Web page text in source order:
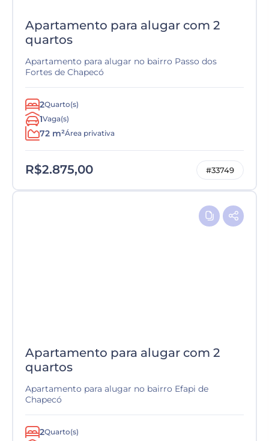
Apartamento para alugar com 2
quartos
Apartamento para alugar no bairro Passo dos
Fortes de Chapecó
2Quarto(s)
1Vaga(s)
72 m²Área privativa
R$2.875,00 #33749
Apartamento para alugar com 2
quartos
Apartamento para alugar no bairro Efapi de
Chapecó
2Quarto(s)